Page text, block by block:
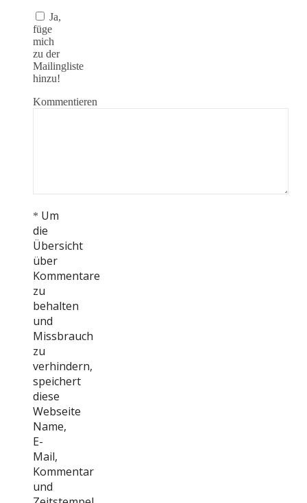
Ja,
füge
mich
zu der
Mailingliste
hinzu!
Kommentieren
* Um
die
Übersicht
über
Kommentare
zu
behalten
und
Missbrauch
zu
verhindern,
speichert
diese
Webseite
Name,
E-
Mail,
Kommentar
und